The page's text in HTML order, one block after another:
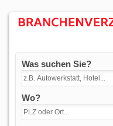
Was suchen Sie?
Wo?